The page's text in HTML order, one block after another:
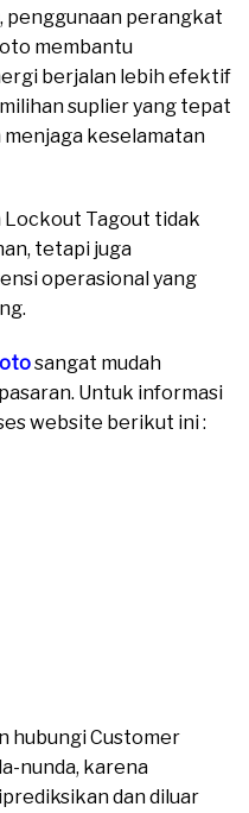
penggunaan perangkat
membantu
berjalan lebih efektif
suplier yang tepat
keselamatan
Lockout Tagout tidak
tetapi juga
operasional yang
sangat mudah
Untuk informasi
website berikut ini :
hubungi Customer
nunda, karena
dan diluar